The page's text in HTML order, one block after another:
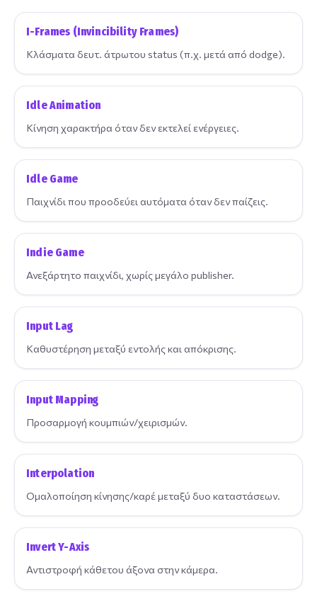
I-Frames (Invincibility Frames)
Κλάσματα δευτ. άτρωτου status (π.χ. μετά από dodge).
Idle Animation
Κίνηση χαρακτήρα όταν δεν εκτελεί ενέργειες.
Idle Game
Παιχνίδι που προοδεύει αυτόματα όταν δεν παίζεις.
Indie Game
Ανεξάρτητο παιχνίδι, χωρίς μεγάλο publisher.
Input Lag
Καθυστέρηση μεταξύ εντολής και απόκρισης.
Input Mapping
Προσαρμογή κουμπιών/χειρισμών.
Interpolation
Ομαλοποίηση κίνησης/καρέ μεταξύ δυο καταστάσεων.
Invert Y-Axis
Αντιστροφή κάθετου άξονα στην κάμερα.